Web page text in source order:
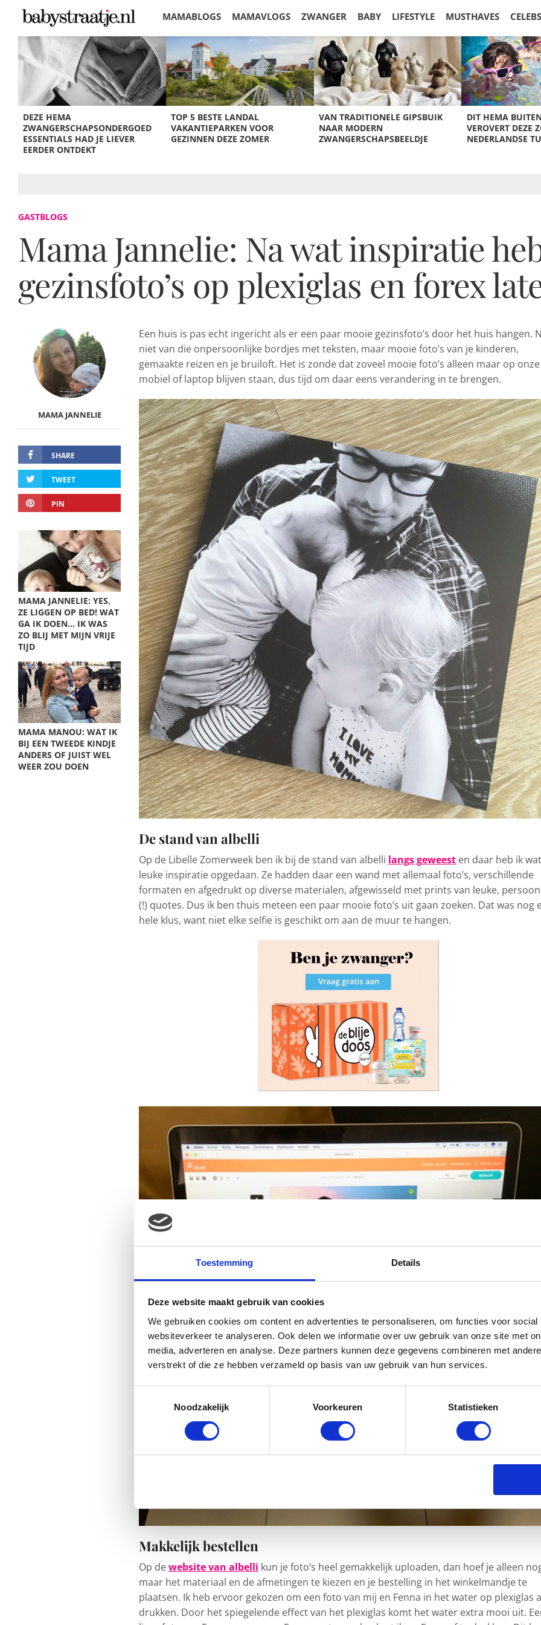
Toestemming Details
Deze website maakt gebruik van cookies
We gebruiken cookies om content en advertenties te personaliseren, om functies voor social
websiteverkeer te analyseren. Ook delen we informatie over uw gebruik van onze site met
media, adverteren en analyse. Deze partners kunnen deze gegevens combineren met
verstrekt of die ze hebben verzameld op basis van uw gebruik van hun services.
Noodzakelijk
Voorkeuren Statistieken
MAMABLOGS MAMAVLOGS ZWANGER BABY LIFESTYLE MUSTHAVES CELEBS
KORTINGEN
DEZE HEMA
ZWANGERSCHAPSONDERGOED
ESSENTIALS HAD JE LIEVER
EERDER ONTDEKT
TOP 5 BESTE LANDAL
VAKANTIEPARKEN VOOR
GEZINNEN DEZE ZOMER
VAN TRADITIONELE GIPSBUIK
NAAR MODERN
ZWANGERSCHAPSBEELDJE
DIT HEMA
VEROVERT DEZE
NEDERLANDSE
GASTBLOGS
Mama Jannelie: Na wat inspiratie
gezinsfoto’s op plexiglas en forex
MAMA JANNELIE
SHARE
TWEET
PIN
MAMA JANNELIE: YES,
ZE LIGGEN OP BED! WAT
GA IK DOEN… IK WAS
ZO BLIJ MET MIJN VRIJE
TIJD
MAMA MANOU: WAT IK
BIJ EEN TWEEDE KINDJE
ANDERS OF JUIST WEL
WEER ZOU DOEN
Een huis is pas echt ingericht als er een paar mooie gezinsfoto’s door het huis hangen.
niet van die onpersoonlijke bordjes met teksten, maar mooie foto’s van je kinderen,
gemaakte reizen en je bruiloft. Het is zonde dat zoveel mooie foto’s alleen maar op onze
mobiel of laptop blijven staan, dus tijd om daar eens verandering in te brengen.
De stand van albelli
Op de Libelle Zomerweek ben ik bij de stand van albelli langs geweest en daar heb ik wat
leuke inspiratie opgedaan. Ze hadden daar een wand met allemaal foto’s, verschillende
formaten en afgedrukt op diverse materialen, afgewisseld met prints van leuke,
(!) quotes. Dus ik ben thuis meteen een paar mooie foto’s uit gaan zoeken. Dat was nog
hele klus, want niet elke selfie is geschikt om aan de muur te hangen.
Makkelijk bestellen
Op dewebsite van albelli kun je foto’s heel gemakkelijk uploaden, dan hoef je alleen
maar het materiaal en de afmetingen te kiezen en je bestelling in het winkelmandje te
plaatsen. Ik heb ervoor gekozen om een foto van mij en Fenna in het water op plexiglas
drukken. Door het spiegelende effect van het plexiglas komt het water extra mooi uit.